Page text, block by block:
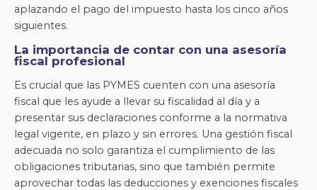
aplazando el pago del impuesto hasta los cinco años
siguientes.
La importancia de contar con una asesoría
fiscal profesional
Es crucial que las PYMES cuenten con una asesoría
fiscal que les ayude a llevar su fiscalidad al día y a
presentar sus declaraciones conforme a la normativa
legal vigente, en plazo y sin errores. Una gestión fiscal
adecuada no solo garantiza el cumplimiento de las
obligaciones tributarias, sino que también permite
aprovechar todas las deducciones y exenciones fiscales